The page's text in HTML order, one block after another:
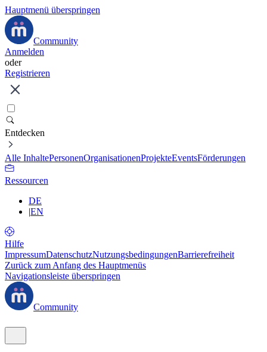
Hauptmenü überspringen
Community
Anmelden
oder
Registrieren
Entdecken
Alle InhaltePersonenOrganisationenProjekteEventsFörderungen
Ressourcen
DE
|EN
Hilfe
ImpressumDatenschutzNutzungsbedingungenBarrierefreiheit
Zurück zum Anfang des Hauptmenüs
Navigationsleiste überspringen
Community